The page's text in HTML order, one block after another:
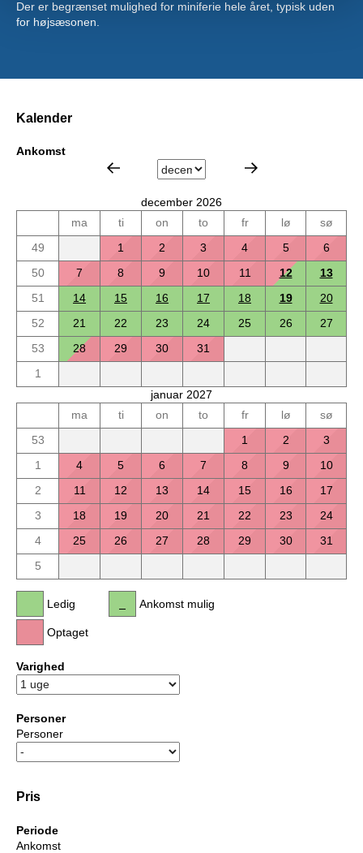
Der er begrænset mulighed for miniferie hele året, typisk uden
for højsæsonen.
Kalender
Ankomst
december 2026
ma
ti on to fr lø
sø
49
1 2 3 4 5
6
50
7 8 9 10 11 12
13
51
14 15 16 17 18 19
20
52
21 22 23 24 25 26
27
53
28 29 30
31
1
januar 2027
ma
ti on to fr lø
sø
53
1 2
3
1
4 5 6 7 8 9
10
2
11 12 13 14 15 16
17
3
18 19 20 21 22 23
24
4
25 26 27 28 29 30
31
5
Ledig
Optaget
Ankomst mulig
Varighed
Personer
Personer
Pris
Periode
Ankomst